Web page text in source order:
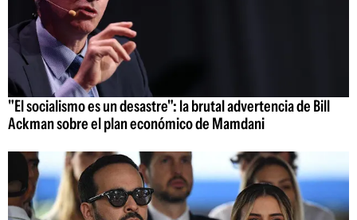
"El socialismo es un desastre": la brutal advertencia de Bill
Ackman sobre el plan económico de Mamdani